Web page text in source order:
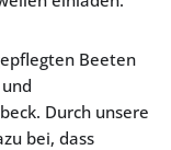
Beeten
Durch unsere
bei, dass